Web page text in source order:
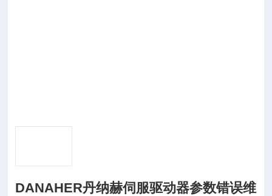
DANAHER丹纳赫伺服驱动器参数错误维